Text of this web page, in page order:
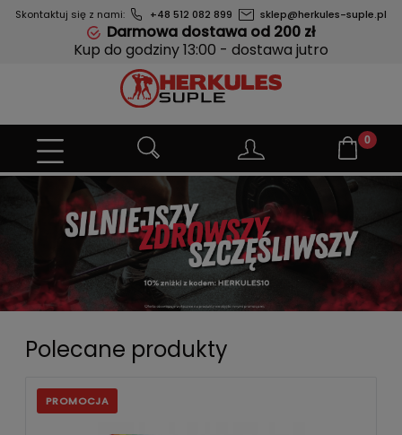
Skontaktuj się z nami: +48 512 082 899 sklep@herkules-suple.pl
Darmowa dostawa od 200 zł
Kup do godziny 13:00 - dostawa jutro
Polecane produkty
PROMOCJA